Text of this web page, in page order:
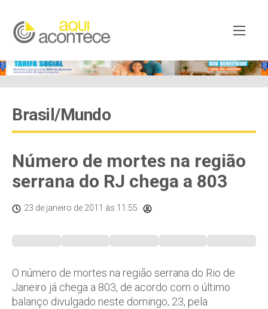
Brasil/Mundo
Número de mortes na região
serrana do RJ chega a 803
23 de janeiro de 2011 às 11:55
O número de mortes na região serrana do Rio de
Janeiro já chega a 803, de acordo com o último
balanço divulgado neste domingo, 23, pela